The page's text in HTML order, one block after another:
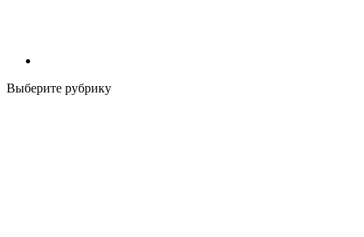
Выберите рубрику